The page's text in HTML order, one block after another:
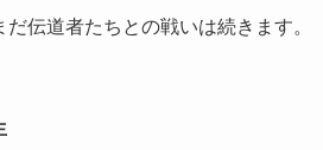
伝道者たちとの戦いは続きます。